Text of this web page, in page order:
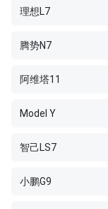
理想L7
腾势N7
阿维塔11
Model Y
智己LS7
小鹏G9